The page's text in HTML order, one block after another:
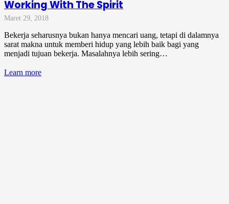
Working With The Spirit
Maret 29, 2018
Bekerja seharusnya bukan hanya mencari uang, tetapi di dalamnya
sarat makna untuk memberi hidup yang lebih baik bagi yang
menjadi tujuan bekerja. Masalahnya lebih sering…
Learn more